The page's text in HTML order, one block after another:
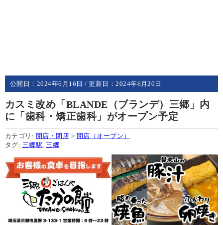
公開日： 2024年6月16日 / 更新日：2024年6月20日
カスミ改め「BLANDE（ブランデ）三郷」内
に「歯科・矯正歯科」がオープン予定
カテゴリ: 開店・閉店 > 開店（オープン）
タグ: 三郷駅,三郷